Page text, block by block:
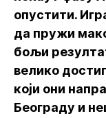
опустити.
да пружи
бољи
велико
који они
Београду и